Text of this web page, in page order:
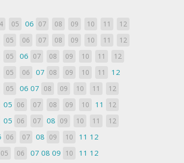
05 06 07 08 09 10 11
12
05 06 07 08 09 10 11
12
05 06 07 08 09 10 11
12
05 06 07 08 09 10 11 12
05 06 07 08 09 10 11
12
05 06 07 08 09 10 11
12
05 06 07 08 09 10 11
12
06 07 08 09 10 11 12
05 06 07 08 09 10 11 12